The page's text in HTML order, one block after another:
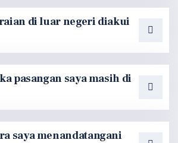
di luar negeri diakui
pasangan saya masih di
saya menandatangani